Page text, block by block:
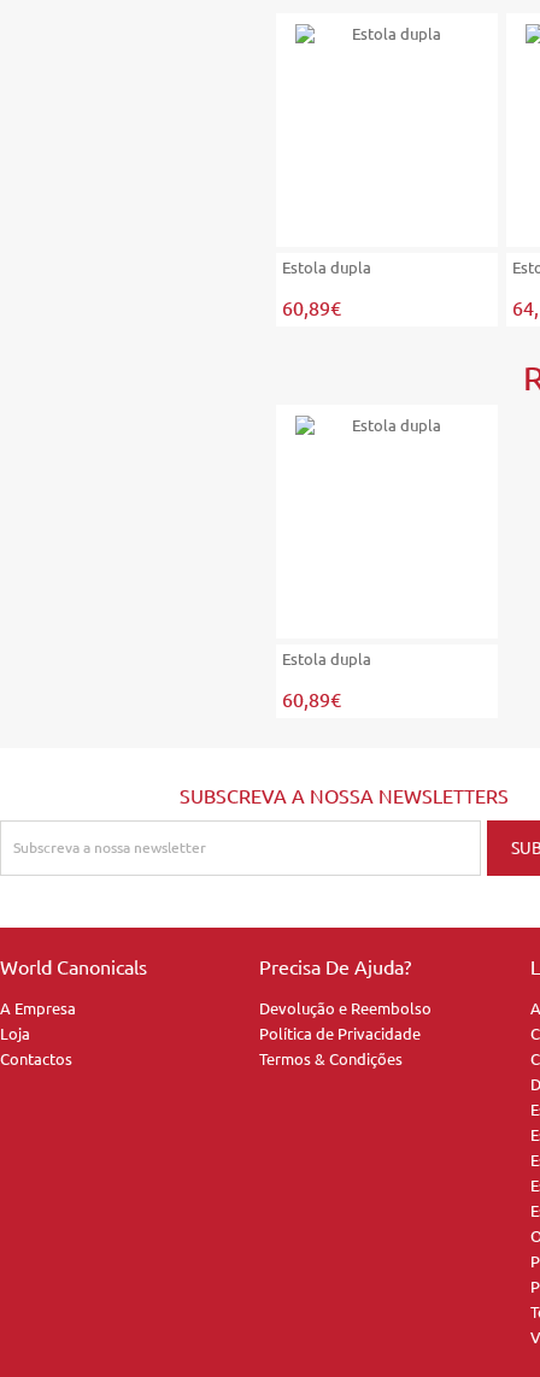
Estola dupla
60,89€
Estola dupla
60,89€
SUBSCREVA A NOSSA NEWSLETTERS
World Canonicals
A Empresa
Loja
Contactos
Precisa De Ajuda?
Devolução e Reembolso
Política de Privacidade
Termos & Condições